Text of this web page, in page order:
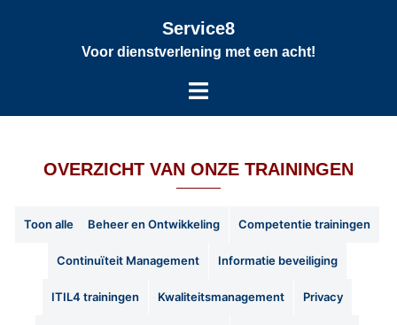
Service8
Voor dienstverlening met een acht!
OVERZICHT VAN ONZE TRAININGEN
Toon alle Beheer en Ontwikkeling Competentie trainingen
Continuïteit Management Informatie beveiliging
ITIL4 trainingen Kwaliteitsmanagement Privacy